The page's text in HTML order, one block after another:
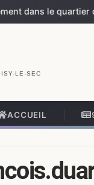
dans le quartier du
LE-SEC
ACCUEIL